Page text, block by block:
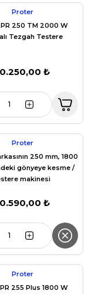
Proter
250 TM 2000 W
Tezgah Testere
₺
Proter
250 mm, 1800
gönyeye kesme /
makinesi
₺
Proter
255 Plus 1800 W